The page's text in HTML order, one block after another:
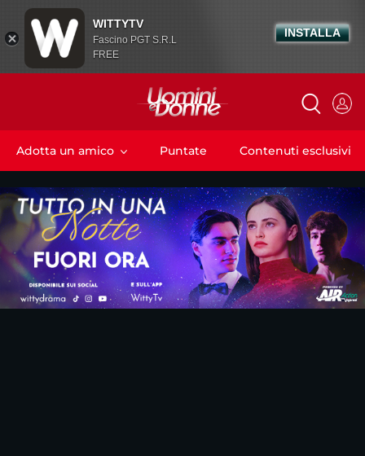
Adotta un amico Puntate Contenuti esclusivi
WITTYTV
Fascino PGT S.R.L
FREE
INSTALLA